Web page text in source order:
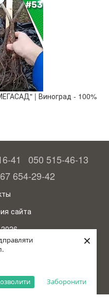
Заборонити
×
| Виноград - 100%
41
050 515-46-13
654-29-42
сайта
урожая